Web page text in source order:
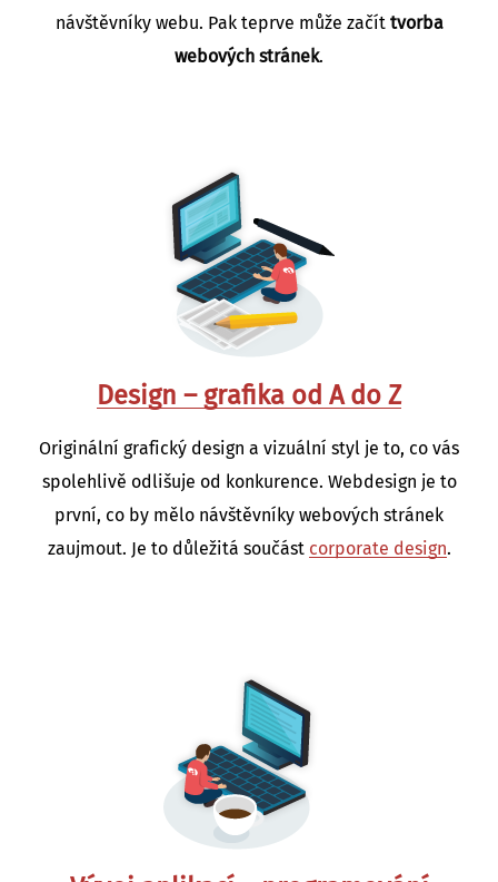
návštěvníky webu. Pak teprve může začít tvorba
webových stránek.
Design – grafika od A do Z
Originální grafický design a vizuální styl je to, co vás
spolehlivě odlišuje od konkurence. Webdesign je to
první, co by mělo návštěvníky webových stránek
zaujmout. Je to důležitá součást corporate design.